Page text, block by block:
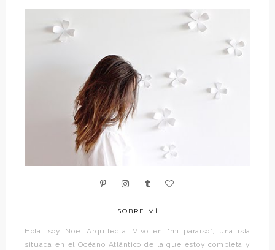
SOBRE MÍ
Hola, soy Noe. Arquitecta. Vivo en “mi paraíso”, una isla
situada en el Océano Atlántico de la que estoy completa y